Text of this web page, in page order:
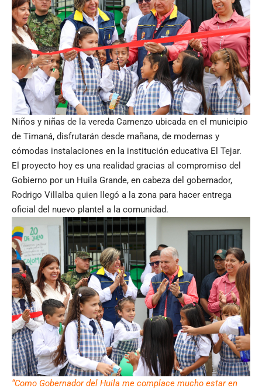
Niños y niñas de la vereda Camenzo ubicada en el municipio
de Timaná, disfrutarán desde mañana, de modernas y
cómodas instalaciones en la institución educativa El Tejar.
El proyecto hoy es una realidad gracias al compromiso del
Gobierno por un Huila Grande, en cabeza del gobernador,
Rodrigo Villalba quien llegó a la zona para hacer entrega
oficial del nuevo plantel a la comunidad.
“Como Gobernador del Huila me complace mucho estar en